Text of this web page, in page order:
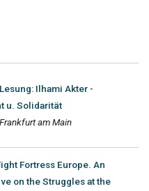
Ilhami Akter -
u. Solidarität
am Main
Fortress Europe. An
on the Struggles at the